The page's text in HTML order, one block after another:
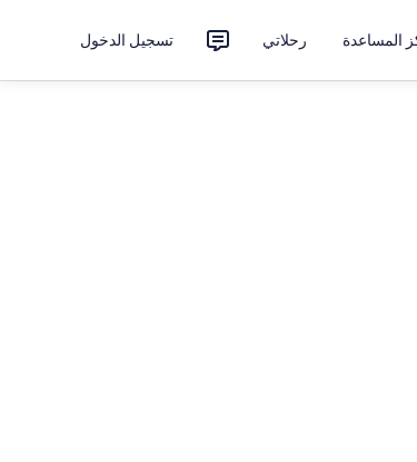
المساعدة رحلاتي تسجيل الدخول